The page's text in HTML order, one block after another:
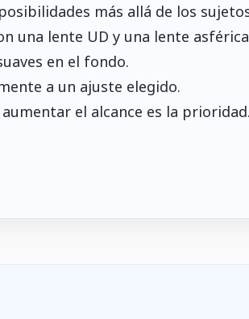
más allá de los
una lente UD y una lente
en el fondo.
a un ajuste elegido.
el alcance es la prioridad.